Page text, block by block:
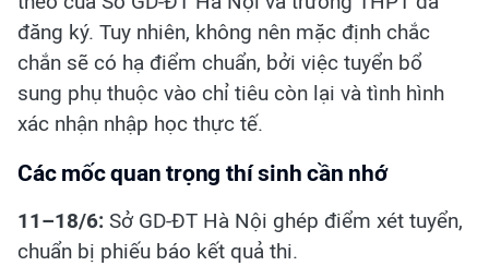
đăng ký. Tuy nhiên, không nên mặc định chắc
chắn sẽ có hạ điểm chuẩn, bởi việc tuyển bổ
sung phụ thuộc vào chỉ tiêu còn lại và tình hình
xác nhận nhập học thực tế.
Các mốc quan trọng thí sinh cần nhớ
11–18/6: Sở GD-ĐT Hà Nội ghép điểm xét tuyển,
chuẩn bị phiếu báo kết quả thi.